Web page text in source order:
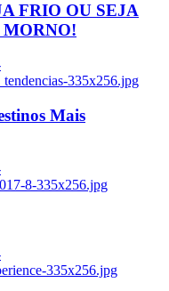
FRIO OU SEJA
335x256.jpg
Mais
8-335x256.jpg
335x256.jpg